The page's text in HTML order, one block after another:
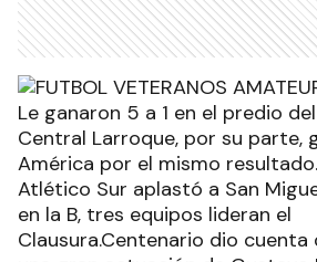
Le ganaron 5 a 1 en el predio
Central Larroque, por su parte,
América por el mismo
Atlético Sur aplastó a San
en la B, tres equipos lideran el
Clausura.Centenario dio